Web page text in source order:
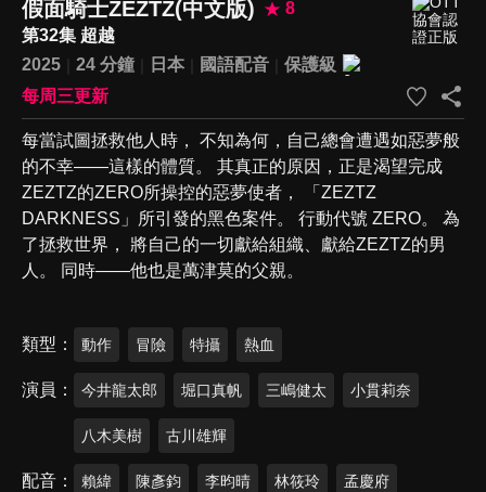
假面騎士ZEZTZ(中文版)
8
第32集 超越
2025
24 分鐘 日本 國語配音
保護級
每周三更新
每當試圖拯救他人時， 不知為何，自己總會遭遇如惡夢般
的不幸——這樣的體質。 其真正的原因，正是渴望完成
ZEZTZ的ZERO所操控的惡夢使者， 「ZEZTZ
DARKNESS」所引發的黑色案件。 行動代號 ZERO。 為
了拯救世界， 將自己的一切獻給組織、獻給ZEZTZ的男
人。 同時——他也是萬津莫的父親。
類型 動作 冒險 特攝 熱血
演員 今井龍太郎 堀口真帆 三嶋健太 小貫莉奈
八木美樹 古川雄輝
配音 賴緯 陳彥鈞 李昀晴 林筱玲 孟慶府